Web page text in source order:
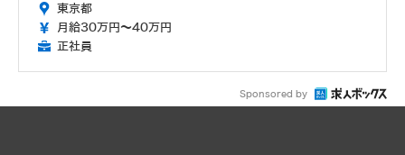
東京都
月給30万円～40万円
正社員
Sponsored by